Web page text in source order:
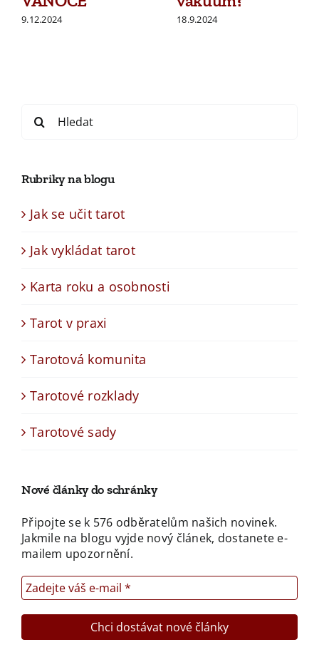
9.12.2024 18.9.2024
Search
Rubriky na blogu
Jak se učit tarot
Jak vykládat tarot
Karta roku a osobnosti
Tarot v praxi
Tarotová komunita
Tarotové rozklady
Tarotové sady
Nové články do schránky
Připojte se k 576 odběratelům našich novinek.
Jakmile na blogu vyjde nový článek, dostanete e-
mailem upozornění.